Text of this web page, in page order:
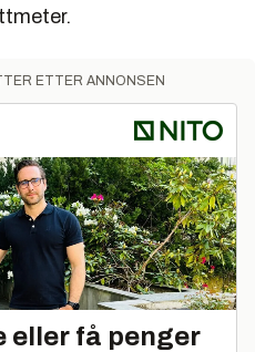
ETTER ANNONSEN
eller få penger